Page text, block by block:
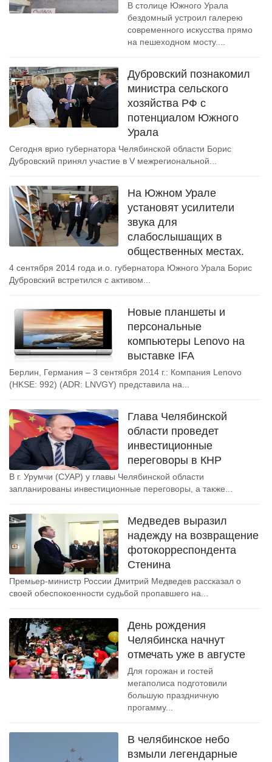
В столице Южного Урала
бездомный устроил галерею
современного искусства прямо
на пешеходном мосту....
Дубровский познакомил
министра сельского
хозяйства РФ с
потенциалом Южного
Урала
Сегодня врио губернатора Челябинской области Борис
Дубровский принял участие в V межрегиональной...
На Южном Урале
установят усилители
звука для
слабослышащих в
общественных местах.
4 сентября 2014 года и.о. губернатора Южного Урала Борис
Дубровский встретился с активом...
Новые планшеты и
персональные
компьютеры Lenovo на
выставке IFA
Берлин, Германия – 3 сентября 2014 г.: Компания Lenovo
(HKSE: 992) (ADR: LNVGY) представила на...
Глава Челябинской
области проведет
инвестиционные
переговоры в КНР
В г. Урумчи (СУАР) у главы Челябинской области
запланированы инвестиционные переговоры, а также...
Медведев выразил
надежду на возвращение
фотокорреспондента
Стенина
Премьер-министр России Дмитрий Медведев рассказал о
своей обеспокоенности судьбой пропавшего на...
День рождения
Челябинска начнут
отмечать уже в августе
Для горожан и гостей
мегаполиса подготовили
большую праздничную
прогамму...
В челябинское небо
взмыли легендарные